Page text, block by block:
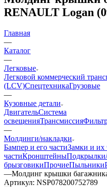
RENAULT Logan
Главная
—
Каталог
—
Легковые
Легковой коммерческий
(LCV)СпецтехникаГрузовые
—
Кузовные детали
ДвигательСистема
освещенияТрансмиссия
—
Молдинги/накладки
Бампер и его частиЗамки и их
частиКронштейныПодкрылки/
брызговикиПрочиеПыльники
—Молдинг крышки
Артикул: NSP078200752789